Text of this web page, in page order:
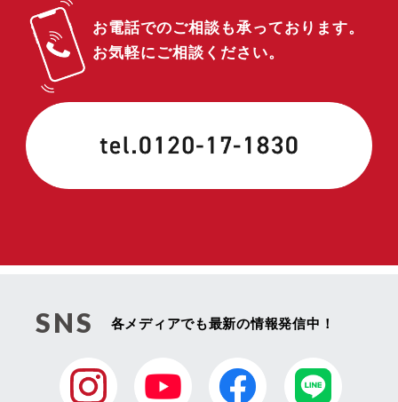
お電話でのご相談も承っております。
お気軽にご相談ください。
SNS 各メディアでも最新の情報発信中！